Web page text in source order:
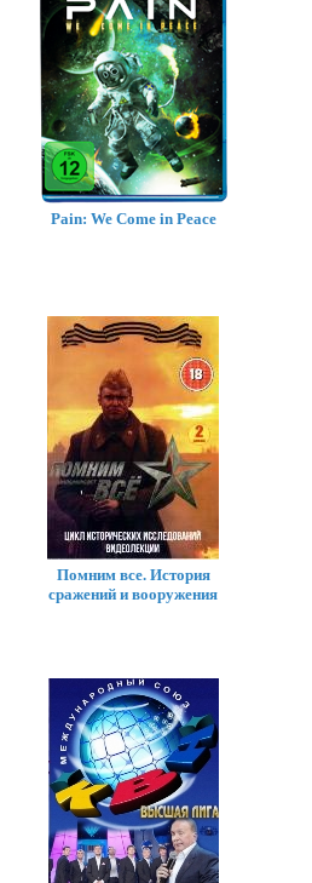
Pain: We Come in Peace
Помним все. История
сражений и вооружения